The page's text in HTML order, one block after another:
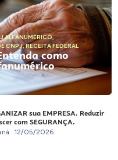
ALFANUMÉRICO,
CNPJ,RECEITA FEDERAL
como
sua EMPRESA. Reduzir
com SEGURANÇA.
12/05/2026